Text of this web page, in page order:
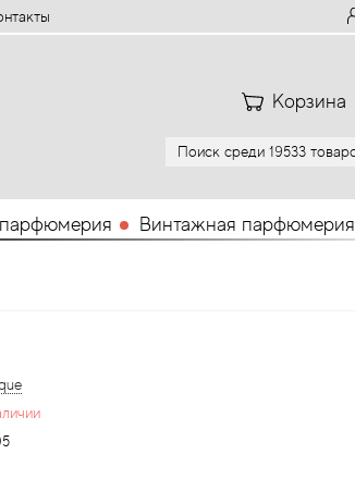
Корзина
Винтажная парфюмерия